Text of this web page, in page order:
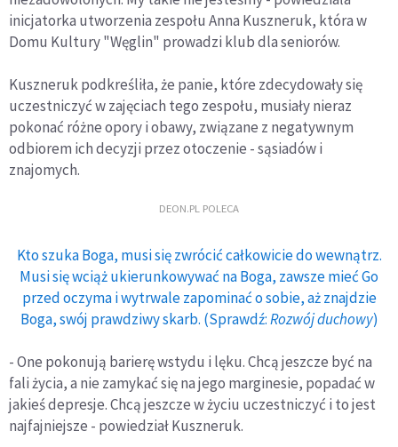
inicjatorka utworzenia zespołu Anna Kuszneruk, która w
Domu Kultury "Węglin" prowadzi klub dla seniorów.
Kuszneruk podkreśliła, że panie, które zdecydowały się
uczestniczyć w zajęciach tego zespołu, musiały nieraz
pokonać różne opory i obawy, związane z negatywnym
odbiorem ich decyzji przez otoczenie - sąsiadów i
znajomych.
DEON.PL POLECA
Kto szuka Boga, musi się zwrócić całkowicie do wewnątrz.
Musi się wciąż ukierunkowywać na Boga, zawsze mieć Go
przed oczyma i wytrwale zapominać o sobie, aż znajdzie
Boga, swój prawdziwy skarb. (Sprawdź:Rozwój duchowy)
- One pokonują barierę wstydu i lęku. Chcą jeszcze być na
fali życia, a nie zamykać się na jego marginesie, popadać w
jakieś depresje. Chcą jeszcze w życiu uczestniczyć i to jest
najfajniejsze - powiedział Kuszneruk.